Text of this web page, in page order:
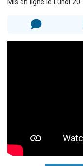
Mis en ligne le Lundi